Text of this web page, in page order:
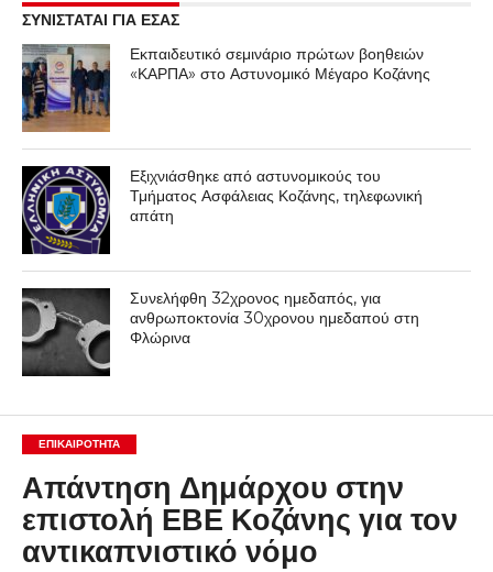
ΣΥΝΙΣΤΑΤΑΙ ΓΙΑ ΕΣΑΣ
Εκπαιδευτικό σεμινάριο πρώτων βοηθειών
«ΚΑΡΠΑ» στο Αστυνομικό Μέγαρο Κοζάνης
Εξιχνιάσθηκε από αστυνομικούς του
Τμήματος Ασφάλειας Κοζάνης, τηλεφωνική
απάτη
Συνελήφθη 32χρονος ημεδαπός, για
ανθρωποκτονία 30χρονου ημεδαπού στη
Φλώρινα
ΕΠΙΚΑΙΡΟΤΗΤΑ
Απάντηση Δημάρχου στην
επιστολή ΕΒΕ Κοζάνης για τον
αντικαπνιστικό νόμο